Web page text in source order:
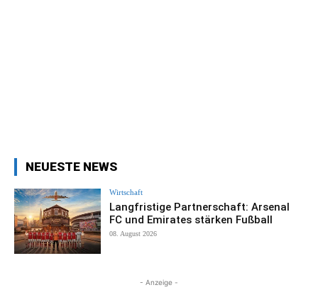
NEUESTE NEWS
Wirtschaft
Langfristige Partnerschaft: Arsenal
FC und Emirates stärken Fußball
08. August 2026
- Anzeige -